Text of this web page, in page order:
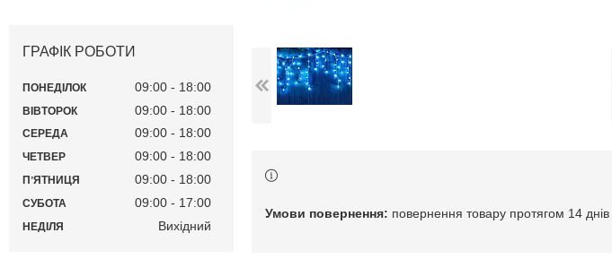
повернення товару протягом 14 днів
ГРАФІК РОБОТИ
ПОНЕДІЛОК 09:00 18:00
ВІВТОРОК 09:00 18:00
СЕРЕДА 09:00 18:00
ЧЕТВЕР 09:00 18:00
ПʼЯТНИЦЯ 09:00 18:00
СУБОТА 09:00 17:00
НЕДІЛЯ Вихідний